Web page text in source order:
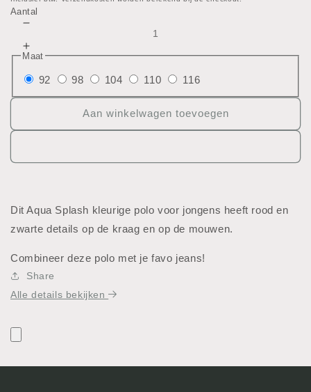
Aantal
verlagen
voor
Polo
Aantal
voor
Polo
Maat
92 98 104 110 116
Aan winkelwagen toevoegen
Dit Aqua Splash kleurige polo voor jongens heeft rood en
zwarte details op de kraag en op de mouwen.
Combineer deze polo met je favo jeans!
Share
Alle details bekijken